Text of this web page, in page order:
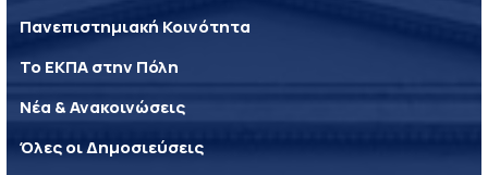
Πανεπιστημιακή Κοινότητα
Το ΕΚΠΑ στην Πόλη
Νέα & Ανακοινώσεις
Όλες οι Δημοσιεύσεις